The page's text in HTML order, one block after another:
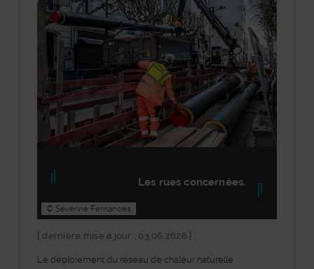
© Séverine Fernandes
Les rues concernées.
[ dernière mise à jour : 03.06.2026 ]
Le déploiement du réseau de chaleur naturelle